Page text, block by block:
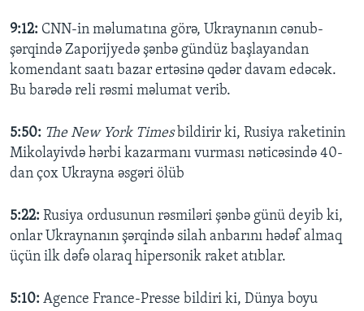
9:12: CNN-in məlumatına görə, Ukraynanın cənub-
şərqində Zaporijyedə şənbə gündüz başlayandan
komendant saatı bazar ertəsinə qədər davam edəcək.
Bu barədə reli rəsmi məlumat verib.
5:50: The New York Timesbildirir ki, Rusiya raketinin
Mikolayivdə hərbi kazarmanı vurması nəticəsində 40-
dan çox Ukrayna əsgəri ölüb
5:22: Rusiya ordusunun rəsmiləri şənbə günü deyib ki,
onlar Ukraynanın şərqində silah anbarını hədəf almaq
üçün ilk dəfə olaraq hipersonik raket atıblar.
5:10: Agence France-Presse bildiri ki, Dünya boyu